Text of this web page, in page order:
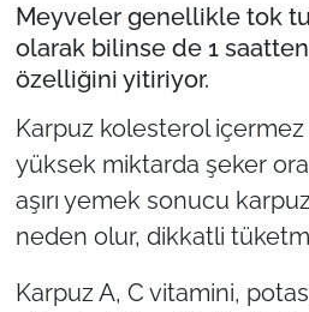
Meyveler genellikle tok
olarak bilinse de 1
özelliğini yitiriyor.
Karpuz kolesterol
yüksek miktarda şeker
aşırı yemek sonucu
neden olur, dikkatli
Karpuz A, C vitamini,